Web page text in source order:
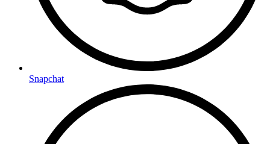
Snapchat